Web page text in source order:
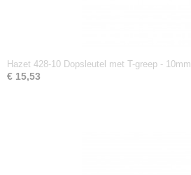
Hazet 428-10 Dopsleutel met T-greep - 10mm
€ 15,53